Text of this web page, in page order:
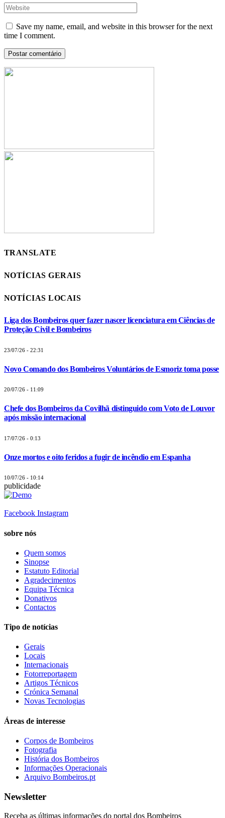
Save my name, email, and website in this browser for the next
time I comment.
TRANSLATE
NOTÍCIAS GERAIS
NOTÍCIAS LOCAIS
Liga dos Bombeiros quer fazer nascer licenciatura em Ciências de
Proteção Civil e Bombeiros
23/07/26 - 22:31
Novo Comando dos Bombeiros Voluntários de Esmoriz toma posse
20/07/26 - 11:09
Chefe dos Bombeiros da Covilhã distinguido com Voto de Louvor
após missão internacional
17/07/26 - 0:13
Onze mortos e oito feridos a fugir de incêndio em Espanha
10/07/26 - 10:14
publicidade
Facebook Instagram
sobre nós
Quem somos
Sinopse
Estatuto Editorial
Agradecimentos
Equipa Técnica
Donativos
Contactos
Tipo de notícias
Gerais
Locais
Internacionais
Fotorreportagem
Artigos Técnicos
Crónica Semanal
Novas Tecnologias
Áreas de interesse
Corpos de Bombeiros
Fotografia
História dos Bombeiros
Informações Operacionais
Arquivo Bombeiros.pt
Newsletter
Receba as últimas informações do portal dos Bombeiros